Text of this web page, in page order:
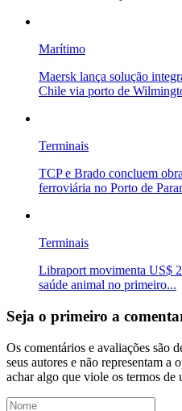
Marítimo
Maersk lança solução
Chile via porto de
Terminais
TCP e Brado concluem
ferroviária no Porto de
Terminais
Libraport movimenta US$
saúde animal no primeiro...
Seja o primeiro a
Os comentários e avaliações são
seus autores e não representam
achar algo que viole os termos de